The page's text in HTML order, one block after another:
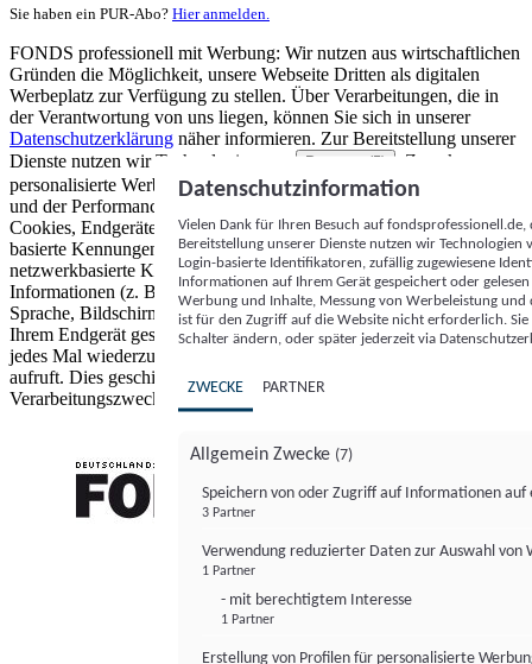
Sie haben ein PUR-Abo? Hier anmelden.
FONDS professionell mit Werbung: Wir nutzen aus wirtschaftlichen
Gründen die Möglichkeit, unsere Webseite Dritten als digitalen
Werbeplatz zur Verfügung zu stellen. Über Verarbeitungen, die in
der Verantwortung von uns liegen, können Sie sich in unserer
Datenschutzerklärung näher informieren. Zur Bereitstellung unserer
Dienste nutzen wir Technologien von
Partnern (5)
. Zwecke:
personalisierte Werbung und Inhalte, Messung von Werbeleistung
und der Performance von Inhalten sowie Zielgruppenforschung.
Cookies, Endgeräte- oder ähnliche Online-Kennungen (z. B. login-
basierte Kennungen, zufällig generierte Kennungen,
netzwerkbasierte Kennungen) können zusammen mit anderen
Informationen (z. B. Browsertyp und Browserinformationen,
Sprache, Bildschirmgröße, unterstützte Technologien usw.) auf
Ihrem Endgerät gespeichert oder von dort ausgelesen werden, um es
jedes Mal wiederzuerkennen, wenn es eine App oder einer Webseite
aufruft. Dies geschieht für einen oder mehrere der hier aufgeführten
Verarbeitungszwecke.
Datenschutzinformation
Vielen Dank für Ihren Besuch auf
Bereitstellung unserer Dienste nutzen wir Technologien
Login-basierte Identifikatoren, zufällig zugewiesene
Informationen auf Ihrem Gerät gespeichert oder
Werbung und Inhalte, Messung von Werbeleistung
ist für den Zugriff auf die Website nicht erforderlich.
Schalter ändern, oder später jederzeit via
ZWECKE PARTNER
Allgemein Zwecke (7)
Speichern von oder Zugriff auf Informationen auf
3 Partner
Verwendung reduzierter Daten zur Auswahl von
1 Partner
- mit berechtigtem Interesse
1 Partner
Erstellung von Profilen für personalisierte
FONDS professionell